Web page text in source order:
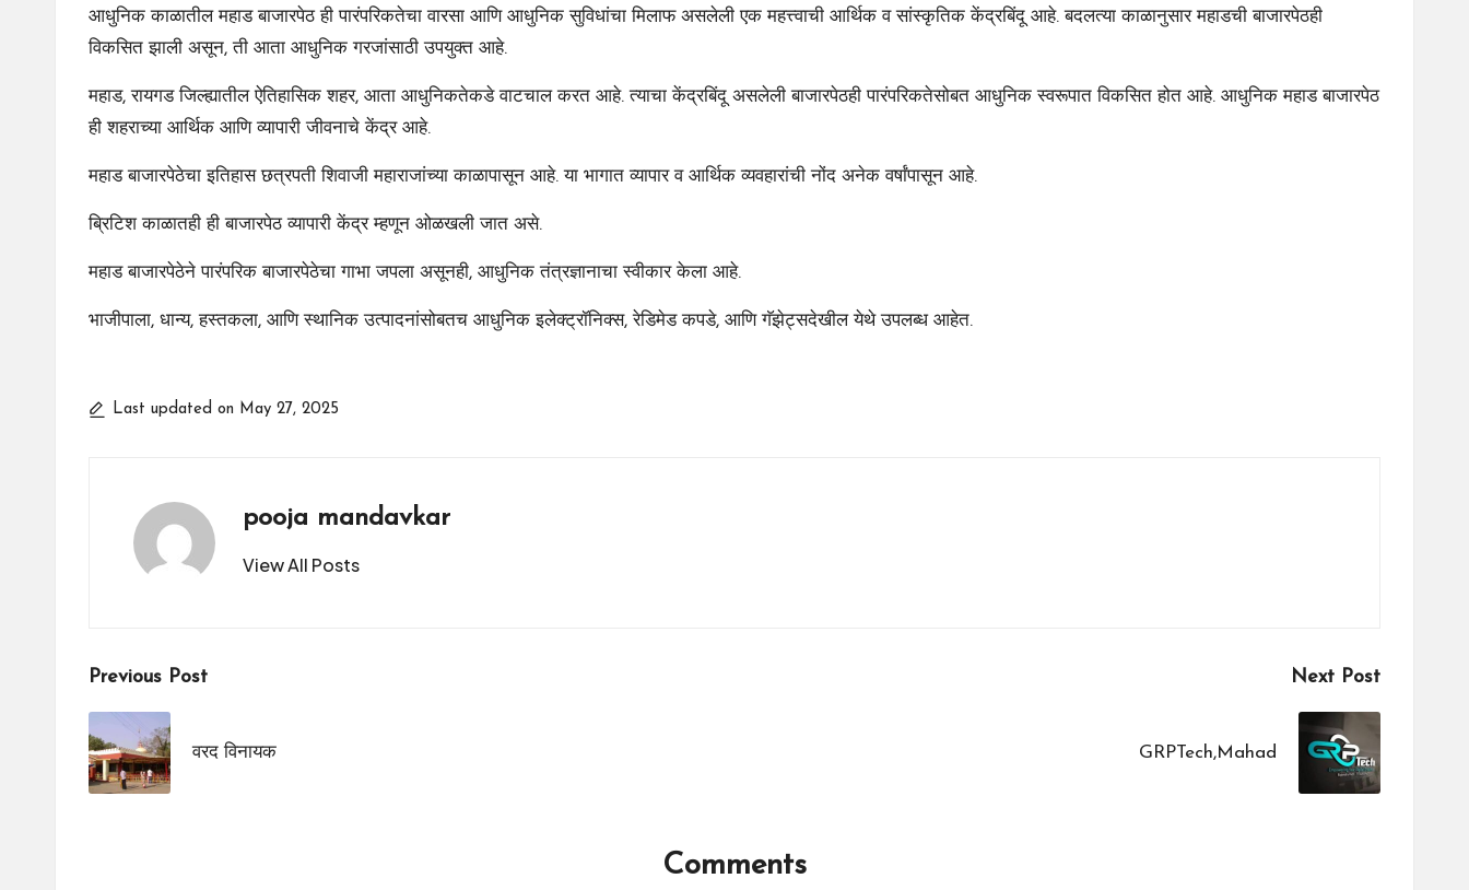
आधुनिक काळातील महाड बाजारपेठ ही पारंपरिकतेचा वारसा आणि आधुनिक सुविधांचा मिलाफ असलेली एक महत्त्वाची आर्थिक व सांस्कृतिक केंद्रबिंदू आहे. बदलत्या काळानुसार महाडची बाजारपेठही
विकसित झाली असून, ती आता आधुनिक गरजांसाठी उपयुक्त आहे.
महाड, रायगड जिल्ह्यातील ऐतिहासिक शहर, आता आधुनिकतेकडे वाटचाल करत आहे. त्याचा केंद्रबिंदू असलेली बाजारपेठही पारंपरिकतेसोबत आधुनिक स्वरूपात विकसित होत आहे. आधुनिक महाड बाजारपेठ
ही शहराच्या आर्थिक आणि व्यापारी जीवनाचे केंद्र आहे.
महाड बाजारपेठेचा इतिहास छत्रपती शिवाजी महाराजांच्या काळापासून आहे. या भागात व्यापार व आर्थिक व्यवहारांची नोंद अनेक वर्षांपासून आहे.
ब्रिटिश काळातही ही बाजारपेठ व्यापारी केंद्र म्हणून ओळखली जात असे.
महाड बाजारपेठेने पारंपरिक बाजारपेठेचा गाभा जपला असूनही, आधुनिक तंत्रज्ञानाचा स्वीकार केला आहे.
भाजीपाला, धान्य, हस्तकला, आणि स्थानिक उत्पादनांसोबतच आधुनिक इलेक्ट्रॉनिक्स, रेडिमेड कपडे, आणि गॅझेट्सदेखील येथे उपलब्ध आहेत.
Last updated on May 27, 2025
pooja mandavkar
View All Posts
Post
navigation
Previous Post
वरद विनायक
Next Post
GRPTech,Mahad
Comments